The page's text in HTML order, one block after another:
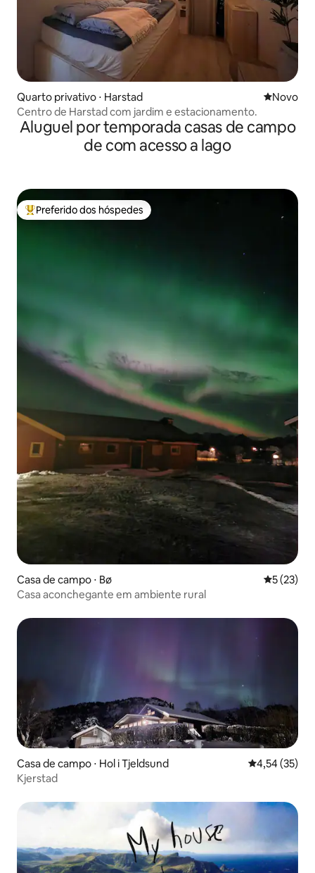
Quarto privativo ⋅ Harstad Novo
Novo
Centro de Harstad com jardim e estacionamento.
Aluguel por temporada casas de campo
de com acesso a lago
Entre os melhores preferidos dos hóspedes
Preferido dos hóspedes
Casa de campo ⋅ Bø 5 de uma
5 (23)
Casa aconchegante em ambiente rural
Casa de campo ⋅ Hol i Tjeldsund 4,54 de uma
4,54 (35)
Kjerstad